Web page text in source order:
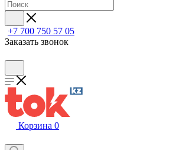
+7 700 750 57 05
Заказать звонок
Корзина 0